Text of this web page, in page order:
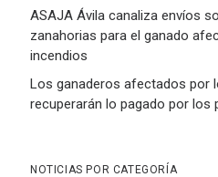
ASAJA Ávila canaliza envíos
zanahorias para el ganado
incendios
Los ganaderos afectados por
recuperarán lo pagado por los
NOTICIAS POR CATEGORÍA